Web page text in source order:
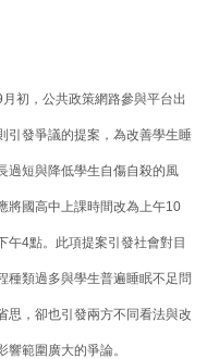
月初，公共政策網路參與平台出
引發爭議的提案， 為改善學生睡
過短與降低學生自傷自殺的風
將國高中上課時間改為上午10
午4點。 此項提案引發社會對目
種類過多與學生普遍睡眠不足問
思，卻也引發兩方不同看法與改
響範圍廣大的爭論。